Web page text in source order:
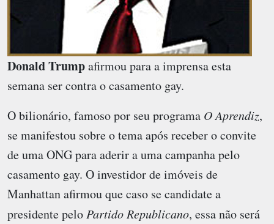
Donald Trumpafirmou para a imprensa esta
semana ser contra o casamento gay.
O bilionário, famoso por seu programa O Aprendiz,
se manifestou sobre o tema após receber o convite
de uma ONG para aderir a uma campanha pelo
casamento gay. O investidor de imóveis de
Manhattan afirmou que caso se candidate a
presidente pelo Partido Republicano, essa não será